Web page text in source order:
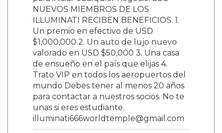
NUEVOS MIEMBROS DE LOS
ILLUMINATI RECIBEN BENEFICIOS. 1.
Un premio en efectivo de USD
$1,000,000 2. Un auto de lujo nuevo
valorado en USD $50,000 3. Una casa
de ensueño en el país que elijas 4.
Trato VIP en todos los aeropuertos del
mundo Debes tener al menos 20 años
para contactar a nuestros socios. No te
unas si eres estudiante.
illuminati666worldtemple@gmail.com